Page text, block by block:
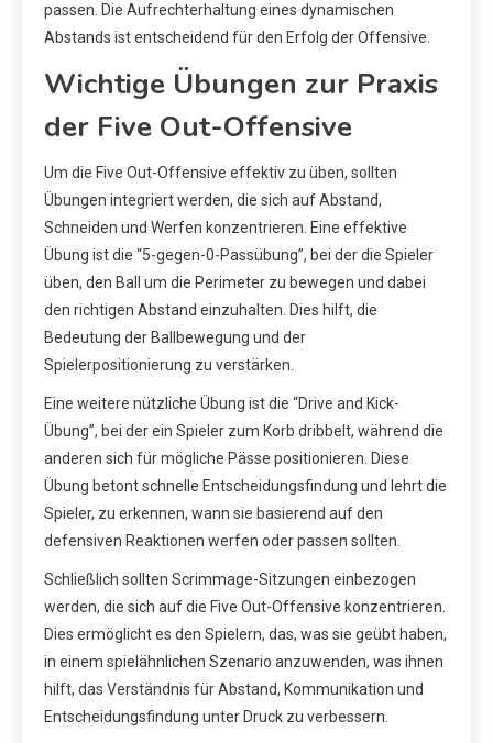
passen. Die Aufrechterhaltung eines dynamischen
Abstands ist entscheidend für den Erfolg der Offensive.
Wichtige Übungen zur Praxis
der Five Out-Offensive
Um die Five Out-Offensive effektiv zu üben, sollten
Übungen integriert werden, die sich auf Abstand,
Schneiden und Werfen konzentrieren. Eine effektive
Übung ist die “5-gegen-0-Passübung”, bei der die Spieler
üben, den Ball um die Perimeter zu bewegen und dabei
den richtigen Abstand einzuhalten. Dies hilft, die
Bedeutung der Ballbewegung und der
Spielerpositionierung zu verstärken.
Eine weitere nützliche Übung ist die “Drive and Kick-
Übung”, bei der ein Spieler zum Korb dribbelt, während die
anderen sich für mögliche Pässe positionieren. Diese
Übung betont schnelle Entscheidungsfindung und lehrt die
Spieler, zu erkennen, wann sie basierend auf den
defensiven Reaktionen werfen oder passen sollten.
Schließlich sollten Scrimmage-Sitzungen einbezogen
werden, die sich auf die Five Out-Offensive konzentrieren.
Dies ermöglicht es den Spielern, das, was sie geübt haben,
in einem spielähnlichen Szenario anzuwenden, was ihnen
hilft, das Verständnis für Abstand, Kommunikation und
Entscheidungsfindung unter Druck zu verbessern.